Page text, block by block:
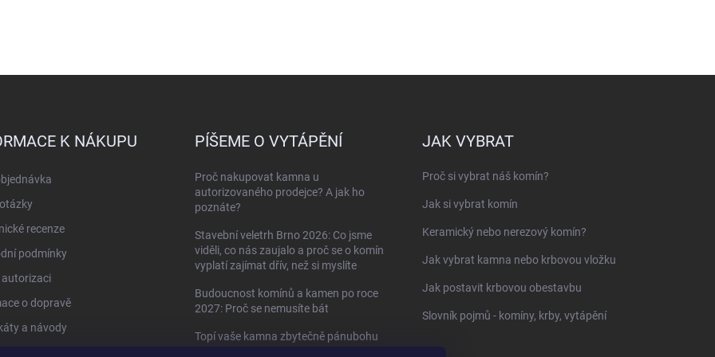
K NÁKUPU
recenze
podmínky
autorizaci
o dopravě
a návody
PÍŠEME O VYTÁPĚNÍ
Proč nakupovat kamna u
autorizovaného prodejce? A jak ho
poznáte?
Stavební veletrh Brno 2026: Co jsme
viděli, co nás zaujalo a proč se o komín
vyplatí zajímat dřív, než si myslíte
Budoucnost komínů a kamen po roce
2027: Proč se nemusíte bát
Topí vaše kamna zbytečně pánubohu
JAK VYBRAT
Proč si vybrat náš komín?
Jak si vybrat komín
Keramický nebo nerezový komín?
Jak vybrat kamna nebo krbovou vložku
Jak postavit krbovou obestavbu
Slovník pojmů - komíny, krby, vytápění